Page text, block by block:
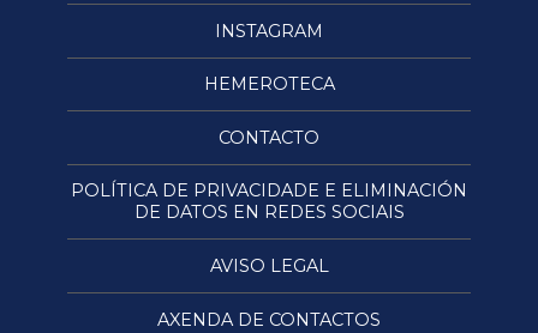
INSTAGRAM
HEMEROTECA
CONTACTO
POLÍTICA DE PRIVACIDADE E ELIMINACIÓN
DE DATOS EN REDES SOCIAIS
AVISO LEGAL
AXENDA DE CONTACTOS